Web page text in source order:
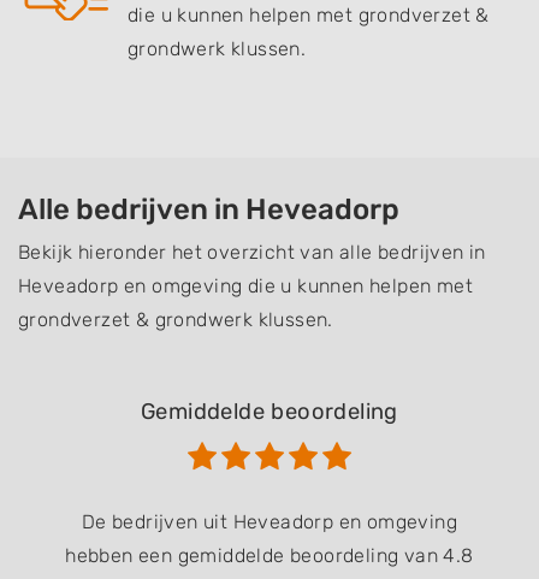
die u kunnen helpen met grondverzet &
grondwerk klussen.
Alle bedrijven in Heveadorp
Bekijk hieronder het overzicht van alle bedrijven in
Heveadorp en omgeving die u kunnen helpen met
grondverzet & grondwerk klussen.
Gemiddelde beoordeling
De bedrijven uit Heveadorp en omgeving
hebben een gemiddelde beoordeling van 4.8